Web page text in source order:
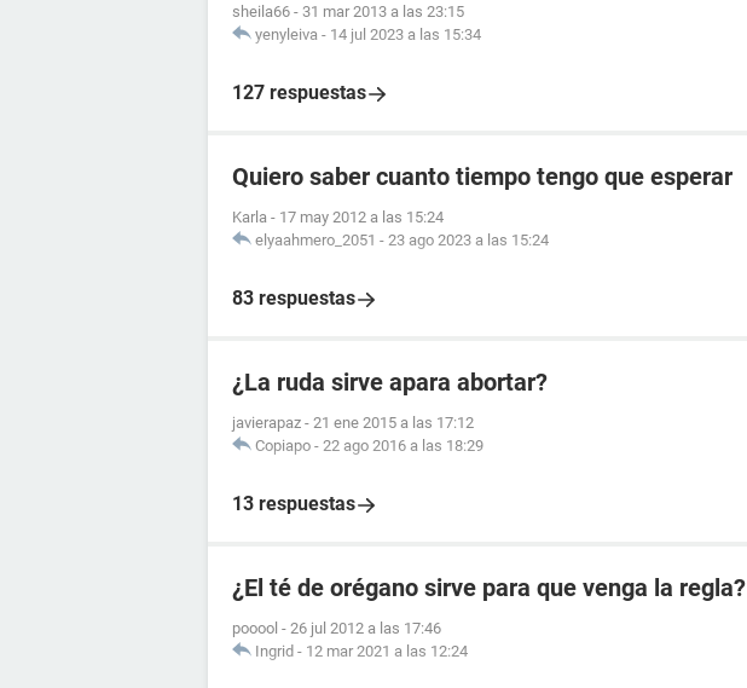
sheila66 - 31 mar 2013 a las 23:15
yenyleiva - 14 jul 2023 a las 15:34
127 respuestas
Quiero saber cuanto tiempo tengo que esperar
Karla - 17 may 2012 a las 15:24
elyaahmero_2051 - 23 ago 2023 a las 15:24
83 respuestas
¿La ruda sirve apara abortar?
javierapaz - 21 ene 2015 a las 17:12
Copiapo - 22 ago 2016 a las 18:29
13 respuestas
¿El té de orégano sirve para que venga la regla?
pooool - 26 jul 2012 a las 17:46
Ingrid - 12 mar 2021 a las 12:24